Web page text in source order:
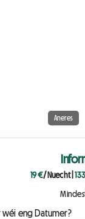
Aneres
19 €/ Nuecht|
wéi eng Datumer?